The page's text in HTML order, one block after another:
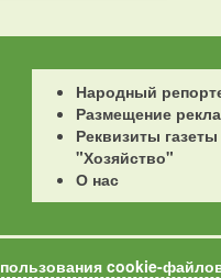
Народный
Размещение
Реквизиты газеты
"Хозяйство"
О нас
cookie-